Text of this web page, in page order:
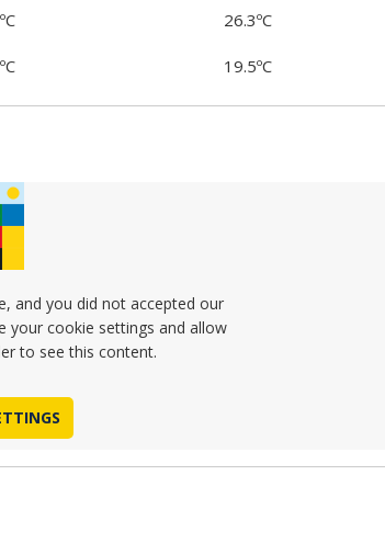
26.3ºC
19.5ºC
and you did not accepted our
your cookie settings and allow
to see this content.